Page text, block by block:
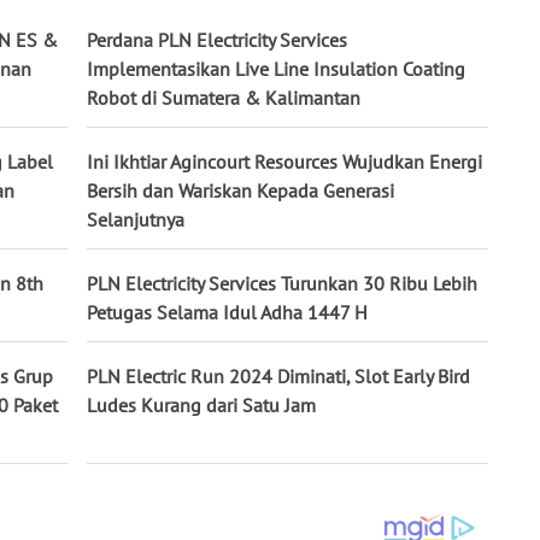
ES &
Perdana PLN Electricity Services
Implementasikan Live Line Insulation Coating
Robot di Sumatera & Kalimantan
Label
Ini Ikhtiar Agincourt Resources Wujudkan Energi
Bersih dan Wariskan Kepada Generasi
Selanjutnya
8th
PLN Electricity Services Turunkan 30 Ribu Lebih
Petugas Selama Idul Adha 1447 H
Grup
Paket
PLN Electric Run 2024 Diminati, Slot Early Bird
Ludes Kurang dari Satu Jam